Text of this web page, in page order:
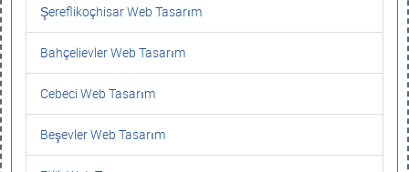
Şereflikoçhisar Web Tasarım
Bahçelievler Web Tasarım
Cebeci Web Tasarım
Beşevler Web Tasarım